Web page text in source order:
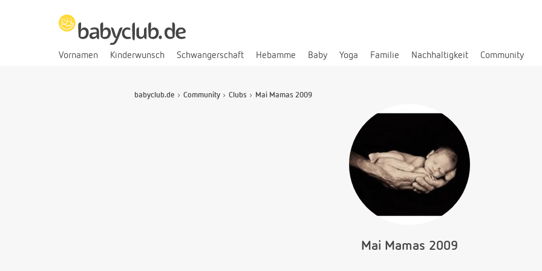
Vornamen Kinderwunsch Schwangerschaft Hebamme Baby Yoga Familie Nachhaltigkeit Community
babyclub.de Community Clubs Mai Mamas 2009
Mai Mamas 2009